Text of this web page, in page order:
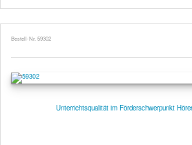
Bestell-Nr. 59302
Unterrichtsqualität im Förderschwerpunkt